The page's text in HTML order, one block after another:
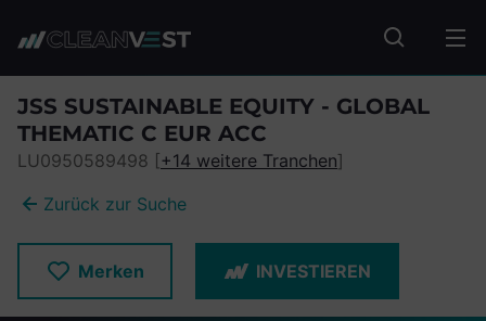
Fonds
JSS SUSTAINABLE EQUITY - GLOBAL
THEMATIC C EUR ACC
LU0950589498 [+14 weitere Tranchen]
Zurück zur Suche
Merken INVESTIEREN